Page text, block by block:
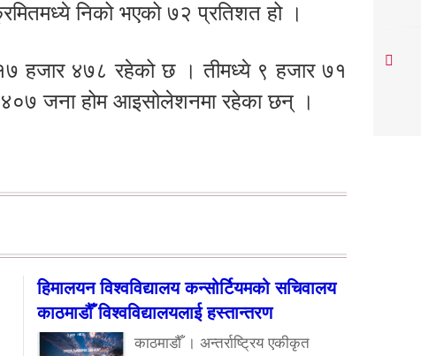
निको भएको ७२ प्रतिशत हो ।
हजार ४७८ रहेको छ । तीमध्ये ९ हजार ७१
जना होम आइसोलेशनमा रहेका छन् ।
हिमालयन विश्वविद्यालय कन्सोर्टियमको सचिवालय
काठमाडौँ विश्वविद्यालयलाई हस्तान्तरण
काठमाडौँ । अन्तर्राष्ट्रिय एकीकृत